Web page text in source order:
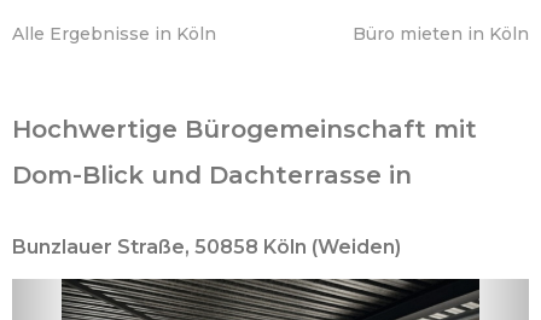
Alle Ergebnisse in Köln Büro mieten in Köln
Hochwertige Bürogemeinschaft mit
Dom-Blick und Dachterrasse in
Bunzlauer Straße, 50858 Köln (Weiden)